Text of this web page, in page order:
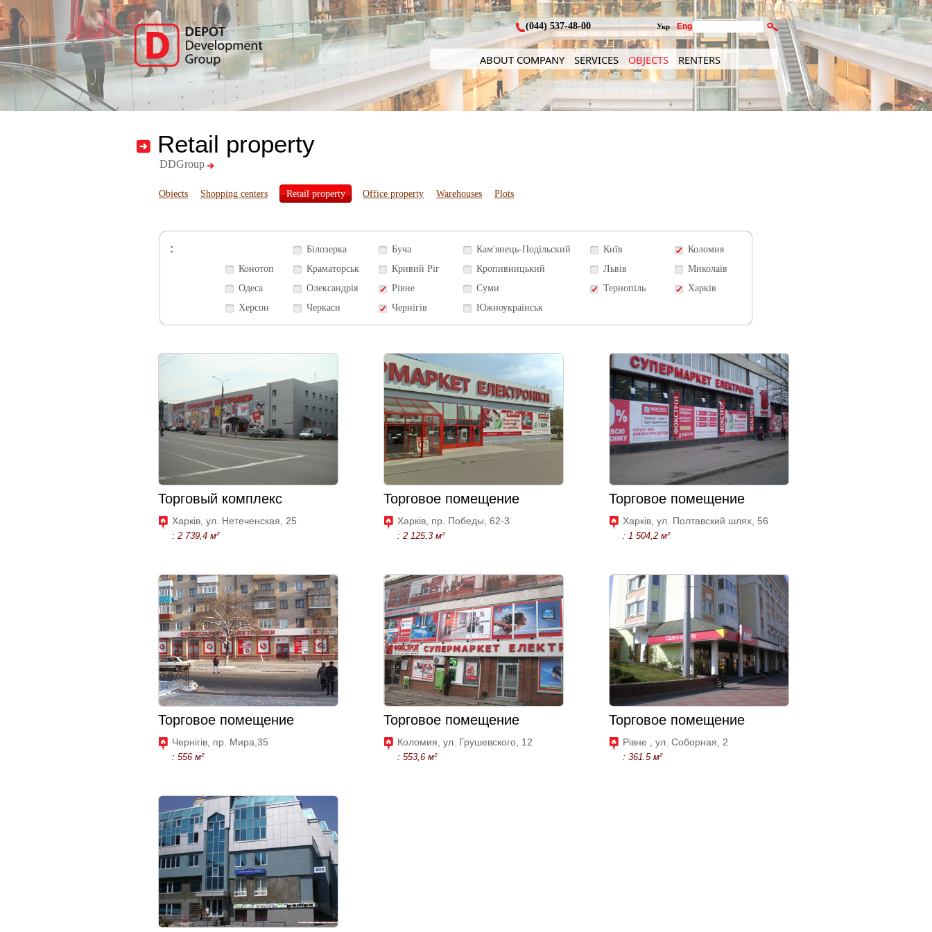
(044) 537-48-00 Укр Eng
ABOUT COMPANY SERVICES OBJECTS RENTERS
Retail property
DDGroup
Objects Shopping centers Retail property Office property Warehouses Plots
: Білозерка Буча Кам'янець-Подільский Київ
Коломия
Конотоп
Краматорськ Кривий Ріг Кропивницький Львів
Миколаїв
Одеса
Олександрія Рівне Суми Тернопіль
Харків
Херсон
Черкаси Чернігів Южноукраїнськ
Торговый комплекс
Харків, ул. Нетеченская, 25
: 2 739,4 м²
Торговое помещение
Харків, пр. Победы, 62-3
: 2 125,3 м²
Торговое помещение
Харків, ул. Полтавский шлях, 56
: 1 504,2 м²
Торговое помещение
Чернігів, пр. Мира,35
: 556 м²
Торговое помещение
Коломия, ул. Грушевского, 12
: 553,6 м²
Торговое помещение
Рівне , ул. Соборная, 2
: 361.5 м²